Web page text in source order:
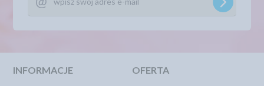
INFORMACJE OFERTA